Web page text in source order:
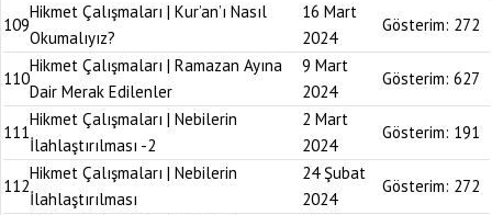
109
Hikmet Çalışmaları | Kur’an’ı Nasıl
Okumalıyız?
16 Mart
2024
Gösterim: 272
110
Hikmet Çalışmaları | Ramazan Ayına
Dair Merak Edilenler
9 Mart
2024
Gösterim: 627
111
Hikmet Çalışmaları | Nebilerin
İlahlaştırılması -2
2 Mart
2024
Gösterim: 191
112
Hikmet Çalışmaları | Nebilerin
İlahlaştırılması
24 Şubat
2024
Gösterim: 272